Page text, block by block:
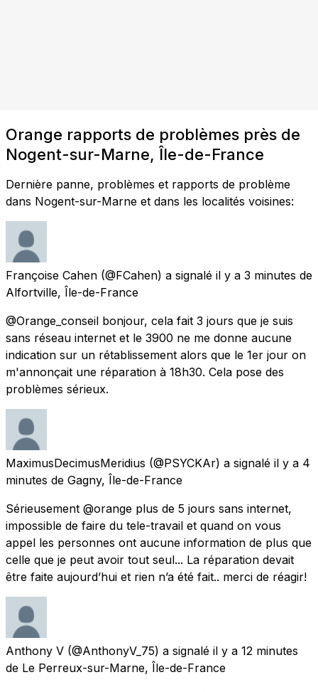
Orange rapports de problèmes près de
Nogent-sur-Marne, Île-de-France
Dernière panne, problèmes et rapports de problème
dans Nogent-sur-Marne et dans les localités voisines:
Françoise Cahen (@FCahen) a signalé il y a 3 minutes de
Alfortville, Île-de-France
@Orange_conseil bonjour, cela fait 3 jours que je suis
sans réseau internet et le 3900 ne me donne aucune
indication sur un rétablissement alors que le 1er jour on
m'annonçait une réparation à 18h30. Cela pose des
problèmes sérieux.
MaximusDecimusMeridius (@PSYCKAr) a signalé il y a 4
minutes de Gagny, Île-de-France
Sérieusement @orange plus de 5 jours sans internet,
impossible de faire du tele-travail et quand on vous
appel les personnes ont aucune information de plus que
celle que je peut avoir tout seul... La réparation devait
être faite aujourd’hui et rien n’a été fait.. merci de réagir!
Anthony V (@AnthonyV_75) a signalé il y a 12 minutes
de Le Perreux-sur-Marne, Île-de-France